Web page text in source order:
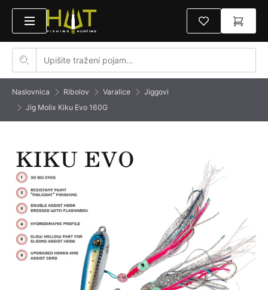
Naslovnica Ribolov Varalice
Jiggovi
Jig Molix Kiku Evo 160G